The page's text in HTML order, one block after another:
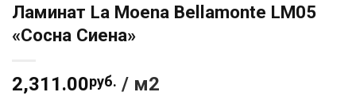
Ламинат La Moena Bellamonte LM05
«Сосна Сиена»
2,311.00руб. / м2